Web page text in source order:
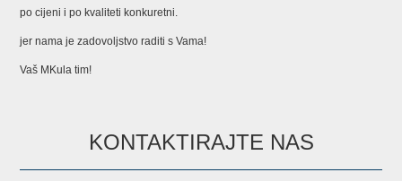
po cijeni i po kvaliteti konkuretni.
jer nama je zadovoljstvo raditi s Vama!
Vaš MKula tim!
KONTAKTIRAJTE NAS